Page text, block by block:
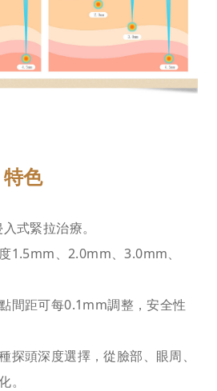
色
式緊拉治療。
1.5mm、2.0mm、3.0mm、
間距可每0.1mm調整，安全性
探頭深度選擇，從臉部、眼周、
。